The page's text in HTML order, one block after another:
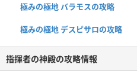
極みの極地 バラモスの攻略
極みの極地 デスピサロの攻略
指揮者の神殿の攻略情報